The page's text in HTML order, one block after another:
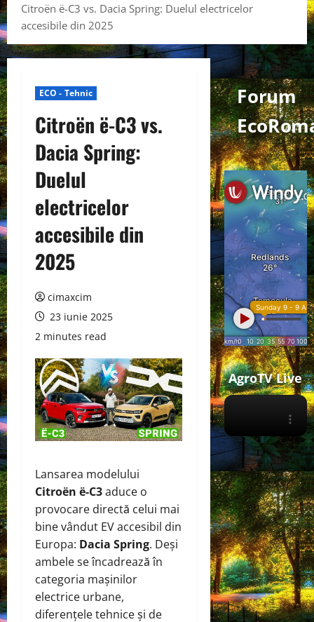
Citroën ë-C3 vs. Dacia Spring: Duelul electricelor
accesibile din 2025
ECO - Tehnic
Citroën ë-C3 vs.
Dacia Spring:
Duelul
electricelor
accesibile din
2025
cimaxcim
23 iunie 2025
2 minutes read
Lansarea modelului
Citroën ë-C3aduce o
provocare directă celui mai
bine vândut EV accesibil din
Europa: Dacia Spring. Deși
ambele se încadrează în
categoria mașinilor
electrice urbane,
diferențele tehnice și de
Forum
AgroTV Live